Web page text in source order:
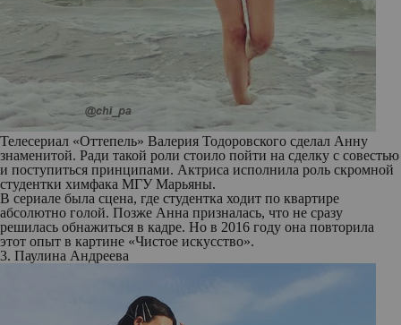
Телесериал «Оттепель» Валерия Тодоровского сделал Анну
знаменитой. Ради такой роли стоило пойти на сделку с совестью
и поступиться принципами. Актриса исполнила роль скромной
студентки химфака МГУ Марьяны.
В сериале была сцена, где студентка ходит по квартире
абсолютно голой. Позже Анна призналась, что не сразу
решилась обнажиться в кадре. Но в 2016 году она повторила
этот опыт в картине «Чистое искусство».
3. Паулина Андреева